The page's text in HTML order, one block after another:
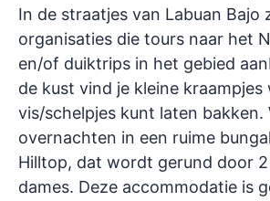
In de straatjes van Labuan Bajo
organisaties die tours naar het
en/of duiktrips in het gebied
de kust vind je kleine kraampjes
vis/schelpjes kunt laten bakken.
overnachten in een ruime
Hilltop, dat wordt gerund door
dames. Deze accommodatie is